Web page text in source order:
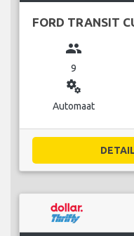
FORD TRANSIT
group
9
miscellaneous_services
Automaat